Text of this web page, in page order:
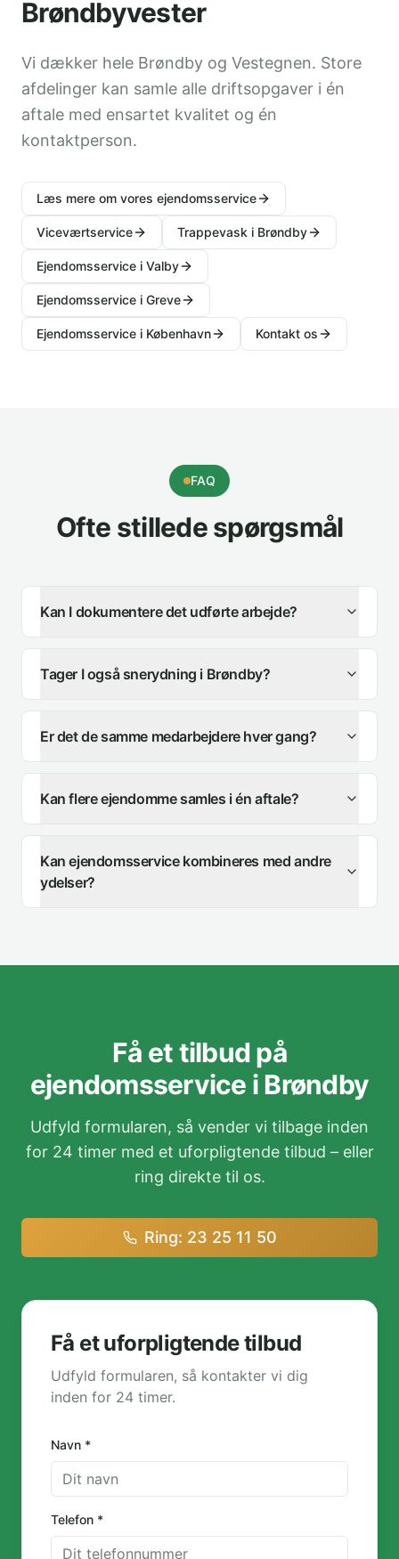
Brøndbyvester
Vi dækker hele Brøndby og Vestegnen. Store
afdelinger kan samle alle driftsopgaver i én
aftale med ensartet kvalitet og én
kontaktperson.
Læs mere om vores ejendomsservice
Viceværtservice Trappevask i Brøndby
Ejendomsservice i Valby
Ejendomsservice i Greve
Ejendomsservice i København Kontakt os
FAQ
Ofte stillede spørgsmål
Kan I dokumentere det udførte arbejde?
Tager I også snerydning i Brøndby?
Er det de samme medarbejdere hver gang?
Kan flere ejendomme samles i én aftale?
Kan ejendomsservice kombineres med andre
ydelser?
Få et tilbud på
ejendomsservice i Brøndby
Udfyld formularen, så vender vi tilbage inden
for 24 timer med et uforpligtende tilbud – eller
ring direkte til os.
Ring: 23 25 11 50
Få et uforpligtende tilbud
Udfyld formularen, så kontakter vi dig
inden for 24 timer.
Navn *
Telefon *